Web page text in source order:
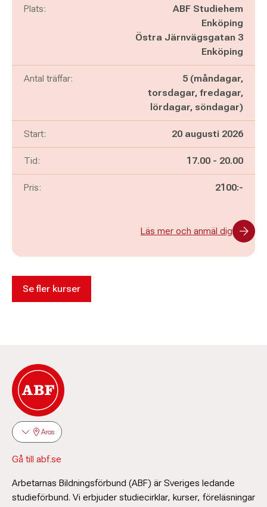
Plats:
ABF Studiehem
Enköping
Östra Järnvägsgatan 3
Enköping
Antal träffar:
5 (måndagar,
torsdagar, fredagar,
lördagar, söndagar)
Start: 20 augusti 2026
Tid: Pågår mellan
17.00 - och
20.00
Pris: 2100:-
Läs mer och anmäl dig
Se fler kurser
Aros
Gå till abf.se
Arbetarnas Bildningsförbund (ABF) är Sveriges ledande
studieförbund. Vi erbjuder studiecirklar, kurser, föreläsningar